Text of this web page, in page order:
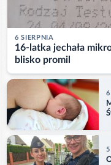
6 SIERPNIA
16-latka jechała
blisko promil
6